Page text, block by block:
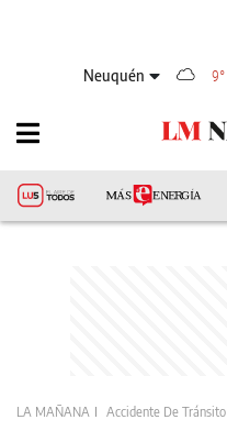
Neuquén 9°
LA MAÑANA Accidente De Tránsito